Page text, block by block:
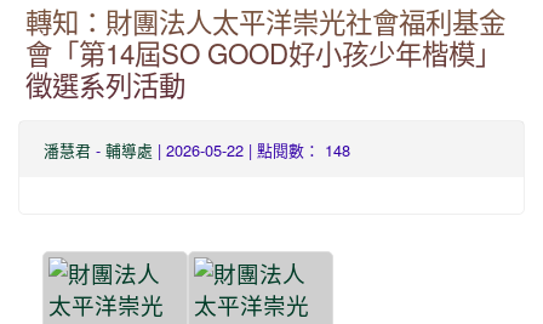
轉知：財團法人太平洋崇光社會福利基金
會「第14屆SO GOOD好小孩少年楷模」
徵選系列活動
潘慧君 - 輔導處 | 2026-05-22 | 點閱數： 148